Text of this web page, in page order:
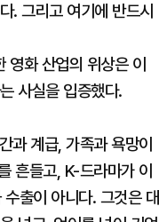
. 그리고 여기에 반드시
화 산업의 위상은 이
사실을 입증했다.
과 계급, 가족과 욕망이
흔들고, K-드라마가 이
출이 아니다. 그것은 대